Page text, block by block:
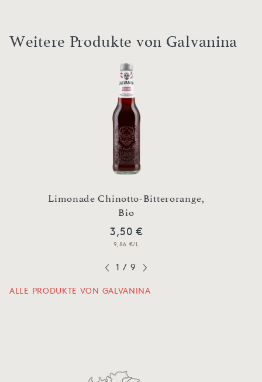
Weitere Produkte von Galvanina
Limonade Chinotto-Bitterorange,
Bio
3,50 €
9,86 €/L
1 / 9
ALLE PRODUKTE VON GALVANINA